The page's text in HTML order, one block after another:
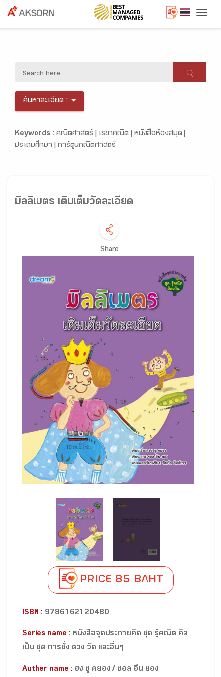
ค้นหาละเอียด :
Keywords : คณิตศาสตร์ | เรขาคณิต | หนังสือห้องสมุด |
ประถมศึกษา | การ์ตูนคณิตศาสตร์
มิลลิเมตร เติมเต็มวัดละเอียด
Share
PRICE 85 BAHT
ISBN : 9786162120480
Series name :
เป็น ชุด การชั่ง ตวง วัด และอื่นๆ
Auther name : ฮง ซู คยอง / ซอล อึน ยอง